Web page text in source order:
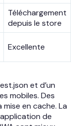
Téléchargement
depuis le store
Excellente
et d’un
mobiles. Des
en cache. La
de